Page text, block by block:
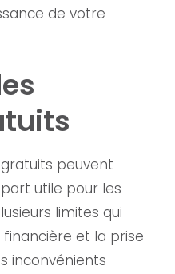
de votre
peuvent
utile pour les
limites qui
et la prise
inconvénients